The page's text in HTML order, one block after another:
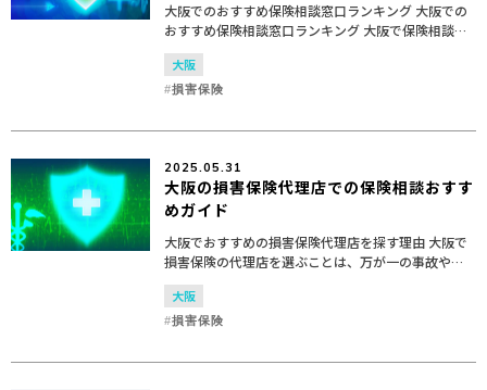
大阪でのおすすめ保険相談窓口ランキング 大阪での
おすすめ保険相談窓口ランキング 大阪で保険相談を
検討している方々にとって、信頼できる損害保険の
相談窓口を見つけることは重要です。以下に、大阪
で評判の良い...
大阪
損害保険
2025.05.31
大阪の損害保険代理店での保険相談おすす
めガイド
大阪でおすすめの損害保険代理店を探す理由 大阪で
損害保険の代理店を選ぶことは、万が一の事故や災
害に備えるために非常に重要です。適切な保険相談
を受けることで、自分や家族の生活を守るための最
適な損害保険を...
大阪
損害保険